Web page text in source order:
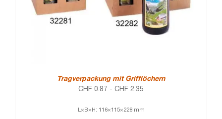
Tragverpackung mit Grifflöchern
CHF 0.87 - CHF 2.35
L×B×H: 116×115×228 mm